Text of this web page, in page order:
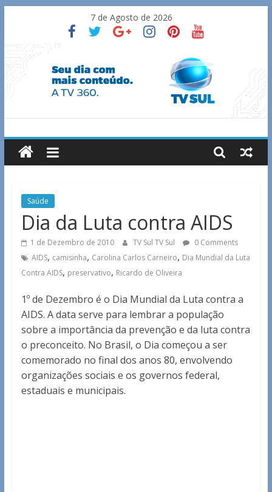
content
7 de Agosto de 2026
TV
Sul
Notícias
Guaxupé
região.
Saúde
Dia da Luta contra AIDS
1 de Dezembro de 2010 TV Sul TV Sul
0 Comments
AIDS, camisinha, Carolina Carlos Carneiro, Dia Mundial da Luta
Contra AIDS, preservativo, Ricardo de Oliveira
1º de Dezembro é o Dia Mundial da Luta contra a
AIDS. A data serve para lembrar a população
sobre a importância da prevenção e da luta contra
o preconceito. No Brasil, o Dia começou a ser
comemorado no final dos anos 80, envolvendo
organizações sociais e os governos federal,
estaduais e municipais.